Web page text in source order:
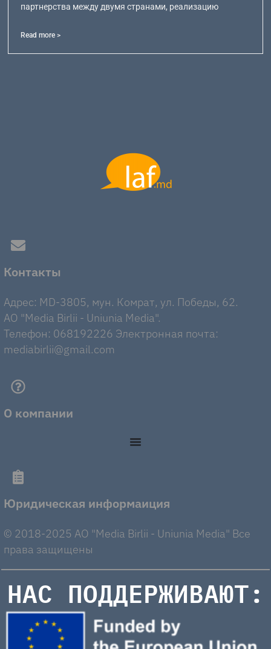
партнерства между двумя странами, реализацию
Read more >
Контакты
Адрес: MD-3805, мун. Комрат, ул. Победы, 62.
AO "Media Birlii - Uniunia Media".
Телефон: 068192226 Электронная почта:
mediabirlii@gmail.com
О компании
Юридическая информаиция
© 2018-2025 AO "Media Birlii - Uniunia Media" Все
права защищены
НАС ПОДДЕРЖИВАЮТ: